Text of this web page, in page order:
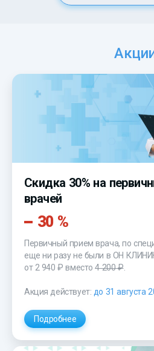
Скидка 30% на
врачей
30 %
Первичный прием врача, по
еще ни разу не были в ОН
от 2 940 ₽ вместо4 200 ₽.
Акция действует: до 31 августа
Подробнее